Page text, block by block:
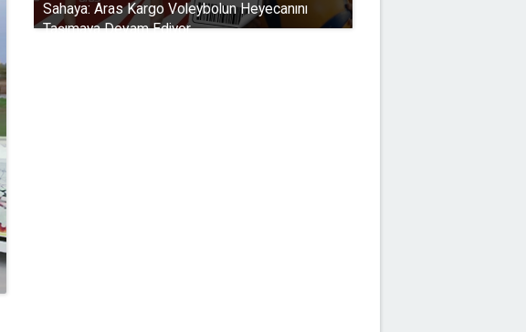
Sahaya: Aras Kargo Voleybolun Heyecanını
Taşımaya Devam Ediyor